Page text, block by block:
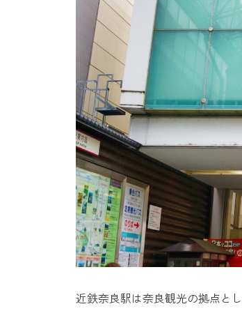
旅サラダで取材した奈
1. 金峯山寺
2. 天河大辨財天社
3. 面不動鍾乳洞
4. 石舞台古墳
5. キトラ古墳壁画体
6. 飛鳥寺
7. 信貴山 朝護孫子寺
近鉄奈良駅は奈良観光の拠点と